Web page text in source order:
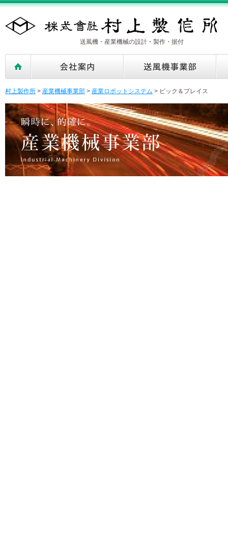
送風機・産業機械の設計・製作・据付
村上製作所 > 産業機械事業部 > 産業ロボットシステム > ピック＆プレイス